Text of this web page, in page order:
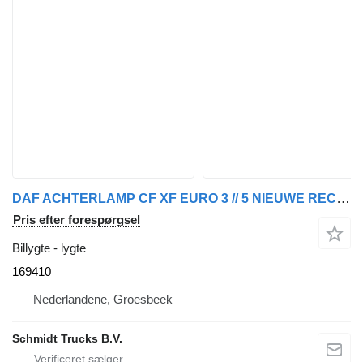
DAF ACHTERLAMP CF XF EURO 3 // 5 NIEUWE RECHTS 169410 lygte til lastbil
Pris efter forespørgsel
Billygte - lygte
169410
Nederlandene, Groesbeek
Schmidt Trucks B.V.